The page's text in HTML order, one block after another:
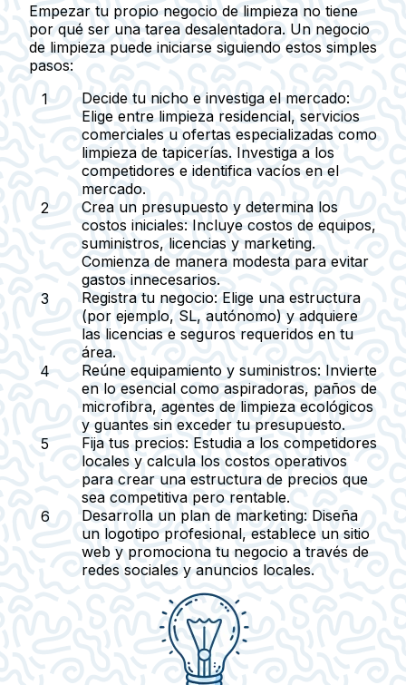
Empezar tu propio negocio de limpieza no tiene
por qué ser una tarea desalentadora. Un negocio
de limpieza puede iniciarse siguiendo estos simples
pasos:
Decide tu nicho e investiga el mercado:
Elige entre limpieza residencial, servicios
comerciales u ofertas especializadas como
limpieza de tapicerías. Investiga a los
competidores e identifica vacíos en el
mercado.
Crea un presupuesto y determina los
costos iniciales: Incluye costos de equipos,
suministros, licencias y marketing.
Comienza de manera modesta para evitar
gastos innecesarios.
Registra tu negocio: Elige una estructura
(por ejemplo, SL, autónomo) y adquiere
las licencias e seguros requeridos en tu
área.
Reúne equipamiento y suministros: Invierte
en lo esencial como aspiradoras, paños de
microfibra, agentes de limpieza ecológicos
y guantes sin exceder tu presupuesto.
Fija tus precios: Estudia a los competidores
locales y calcula los costos operativos
para crear una estructura de precios que
sea competitiva pero rentable.
Desarrolla un plan de marketing: Diseña
un logotipo profesional, establece un sitio
web y promociona tu negocio a través de
redes sociales y anuncios locales.